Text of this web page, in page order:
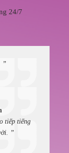
24/7
”
tiếp tiếng
”